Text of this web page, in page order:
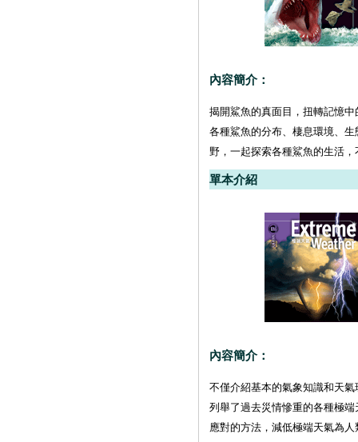
內容簡介：
揭開鯊魚的真面目，扭轉記憶
各種鯊魚的分布、棲息環境、
野，一起探索各種鯊魚的生活
單本介紹
內容簡介：
不僅介紹基本的氣象知識和天
列舉了過去災情慘重的各種極
應對的方法，減低極端天氣為